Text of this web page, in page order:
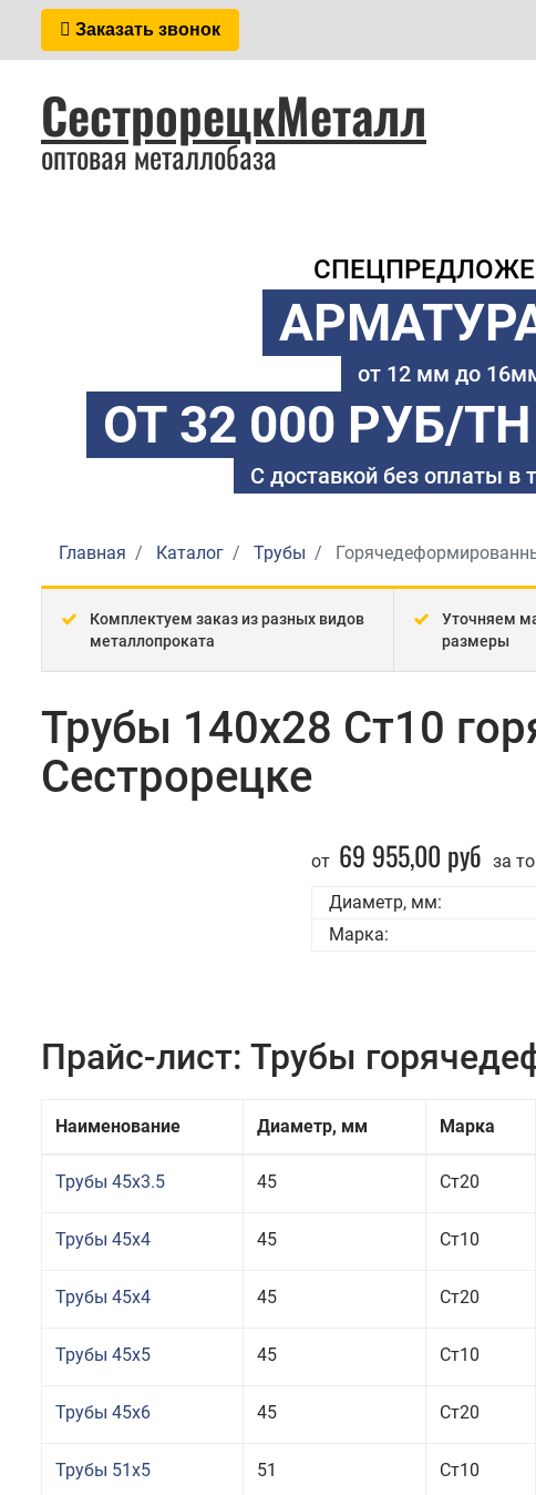
Заказать звонок
СестрорецкМеталл
оптовая металлобаза
от 12 мм до
ОТ 32 000 РУБ/ТН
С доставкой без оплаты в
Главная Каталог Трубы
Комплектуем заказ из разных видов
металлопроката
Уточняем
размеры
Трубы 140x28 Ст10
Сестрорецке
от 69 955,00 руб за
Диаметр, мм:
Марка:
Прайс-лист: Трубы
Наименование Диаметр, мм Марка
Трубы 45x3.5 45 Ст20
Трубы 45x4 45 Ст10
Трубы 45x4 45 Ст20
Трубы 45x5 45 Ст10
Трубы 45x6 45 Ст20
Трубы 51x5 51 Ст10